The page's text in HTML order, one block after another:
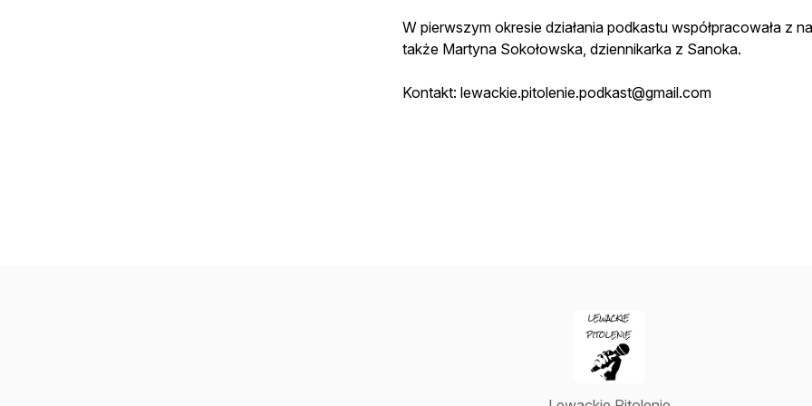
W pierwszym okresie działania podkastu współpracowała z
także Martyna Sokołowska, dziennikarka z Sanoka.
Kontakt: lewackie.pitolenie.podkast@gmail.com